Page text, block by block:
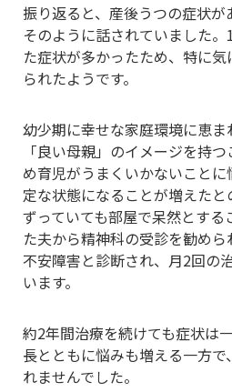
振り返ると、産後うつの症状が
そのように話されていました
た症状が多かったため、特に
られたようです。
幼少期に幸せな家庭環境に恵ま
「良い母親」のイメージを持
め育児がうまくいかないこと
定な状態になることが増えた
ずっていても部屋で呆然とする
た夫から精神科の受診を勧めら
不安障害と診断され、月2回の
います。
約2年間治療を続けても症状は
長とともに悩みも増える一方
れませんでした。